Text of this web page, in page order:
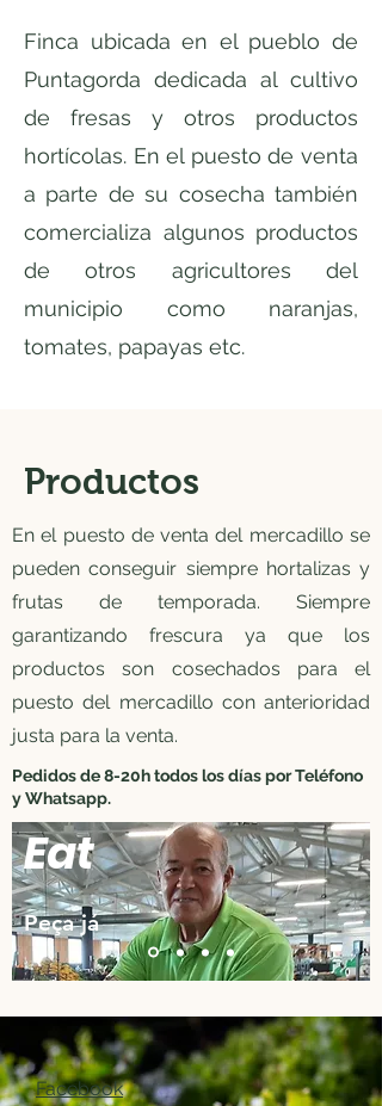
Finca ubicada en el pueblo de
Puntagorda dedicada al cultivo
de fresas y otros productos
hortícolas. En el puesto de venta
a parte de su cosecha también
comercializa algunos productos
de otros agricultores del
municipio como naranjas,
tomates, papayas etc.
Productos
En el puesto de venta del mercadillo se
pueden conseguir siempre hortalizas y
frutas de temporada. Siempre
garantizando frescura ya que los
productos son cosechados para el
puesto del mercadillo con anterioridad
justa para la venta.
Pedidos de 8-20h todos los días por Teléfono
y Whatsapp.
Eat
Peça já
Facebook